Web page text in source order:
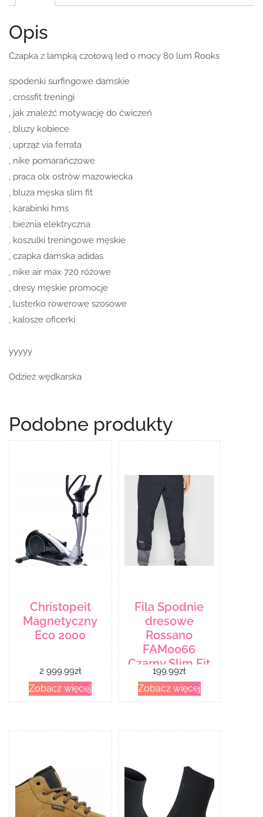
Opis
Czapka z lampką czołową led o mocy 80 lum Rooks
spodenki surfingowe damskie
, crossfit treningi
, jak znaleźć motywację do ćwiczeń
, bluzy kobiece
, uprząż via ferrata
, nike pomarańczowe
, praca olx ostrów mazowiecka
, bluza męska slim fit
, karabinki hms
, bieznia elektryczna
, koszulki treningowe męskie
, czapka damska adidas
, nike air max 720 różowe
, dresy męskie promocje
, lusterko rowerowe szosowe
, kalosze oficerki
yyyyy
Odzież wędkarska
Podobne produkty
Christopeit
Magnetyczny
Eco 2000
2 999.99zł
Zobacz więcej
Fila Spodnie
dresowe
Rossano
FAM0066
Czarny Slim Fit
199.99zł
Zobacz więcej